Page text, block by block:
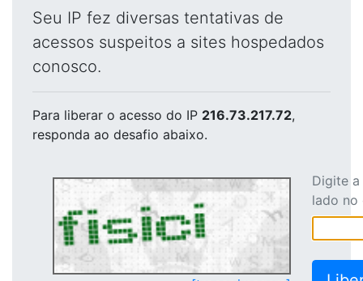
Seu IP fez diversas tentativas de
acessos suspeitos a sites hospedados
conosco.
Para liberar o acesso do IP 216.73.217.72,
responda ao desafio abaixo.
Digite
lado no